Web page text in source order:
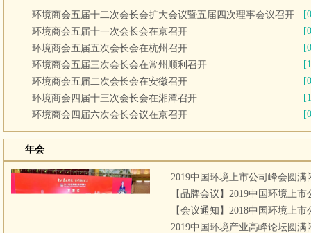
环境商会五届十二次会长会扩大会议暨五届四次理事会议召开
环境商会五届十一次会长会在京召开
环境商会五届五次会长会在杭州召开
环境商会五届三次会长会在常州顺利召开
环境商会五届二次会长会在安徽召开
环境商会四届十三次会长会在湘潭召开
环境商会四届六次会长会议在京召开
年会
2019中国环境上市公司峰会圆满
【品牌会议】2019中国环境上
【会议通知】2018中国环境上
2019中国环境产业高峰论坛圆满